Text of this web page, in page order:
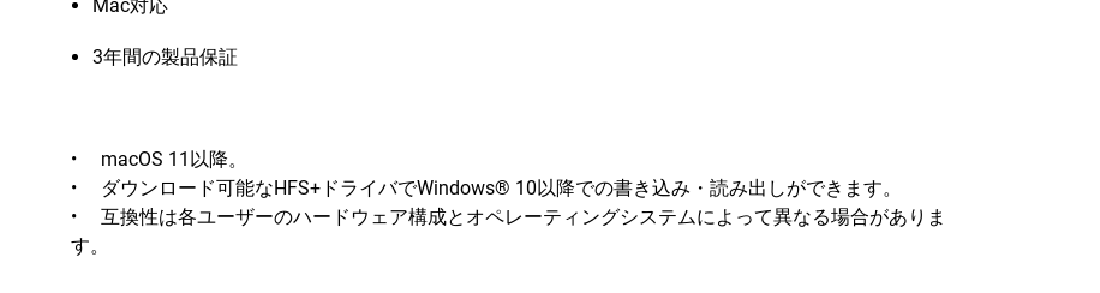
Mac対応
3年間の製品保証
• macOS 11以降。
• ダウンロード可能なHFS+ドライバでWindows® 10以降での書き込み・読み出しができます。
• 互換性は各ユーザーのハードウェア構成とオペレーティングシステムによって異なる場合がありま
す。